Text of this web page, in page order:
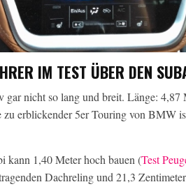
IM TEST ÜBER DEN
nicht so lang und breit. Länge: 4,87
erblickender 5er Touring von BMW
kann 1,40 Meter hoch bauen (Test
Dachreling und 21,3